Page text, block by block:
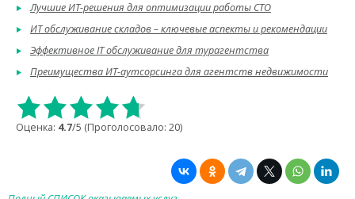
Лучшие ИТ-решения для оптимизации работы СТО
ИТ обслуживание складов – ключевые аспекты и рекомендации
Эффективное IT обслуживание для турагентства
Преимущества ИТ-аутсорсинга для агентств недвижимости
Оценка: 4.7/5 (Проголосовало: 20)